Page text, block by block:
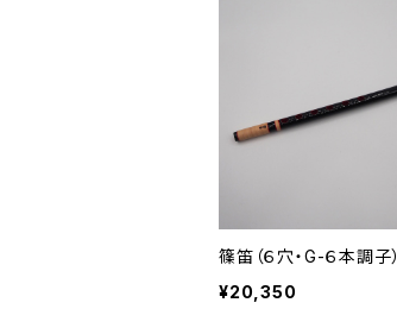
篠笛（６穴・G-６本調子）
¥20,350